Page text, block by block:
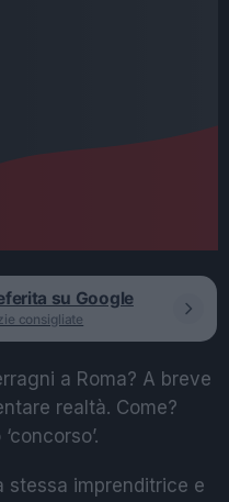
su Google
consigliate
a Roma? A breve
realtà. Come?
stessa imprenditrice e